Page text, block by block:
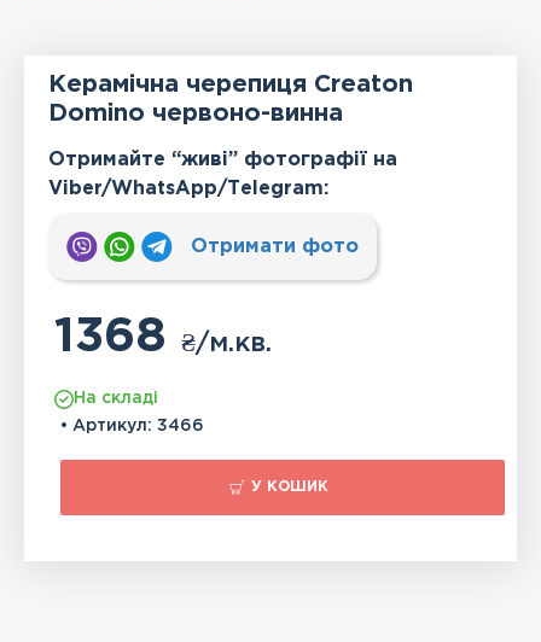
Керамічна черепиця Creaton
Domino червоно-винна
Отримайте “живі” фотографії на
Viber/WhatsApp/Тelegram:
Отримати фото
1368₴/м.кв.
На складі
• Артикул: 3466
У КОШИК